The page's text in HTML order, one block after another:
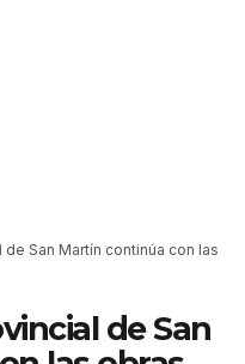
San Martín continúa con las
de San